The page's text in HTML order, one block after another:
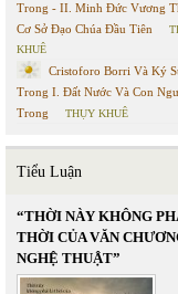
Trong - II. Minh Đức Vương
Cơ Sở Đạo Chúa Đầu Tiên
KHUÊ
Cristoforo Borri Và Ký
Trong I. Đất Nước Và Con
Trong
THỤY KHUÊ
Tiểu Luận
“THỜI NÀY KHÔNG
THỜI CỦA VĂN
NGHỆ THUẬT”